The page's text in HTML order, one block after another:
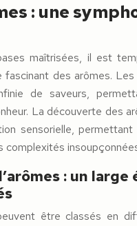
: une
maîtrisées, il est
fascinant des arômes.
de saveurs,
La découverte des
sensorielle,
complexités
: un
être classés en